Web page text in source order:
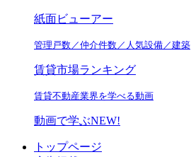
紙面ビューアー
管理戸数／仲介件数／人気設備／建築
賃貸市場ランキング
賃貸不動産業界を学べる動画
動画で学ぶNEW!
トップページ